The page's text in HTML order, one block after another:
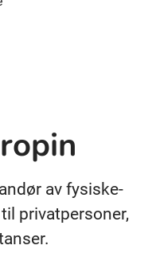
av fysiske-
privatpersoner,